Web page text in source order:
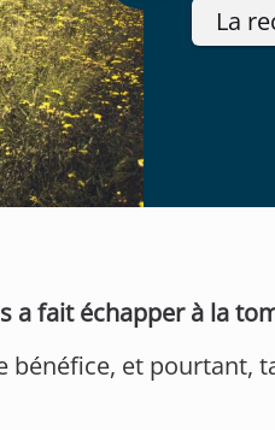
La
a fait échapper à la
bénéfice, et pourtant,